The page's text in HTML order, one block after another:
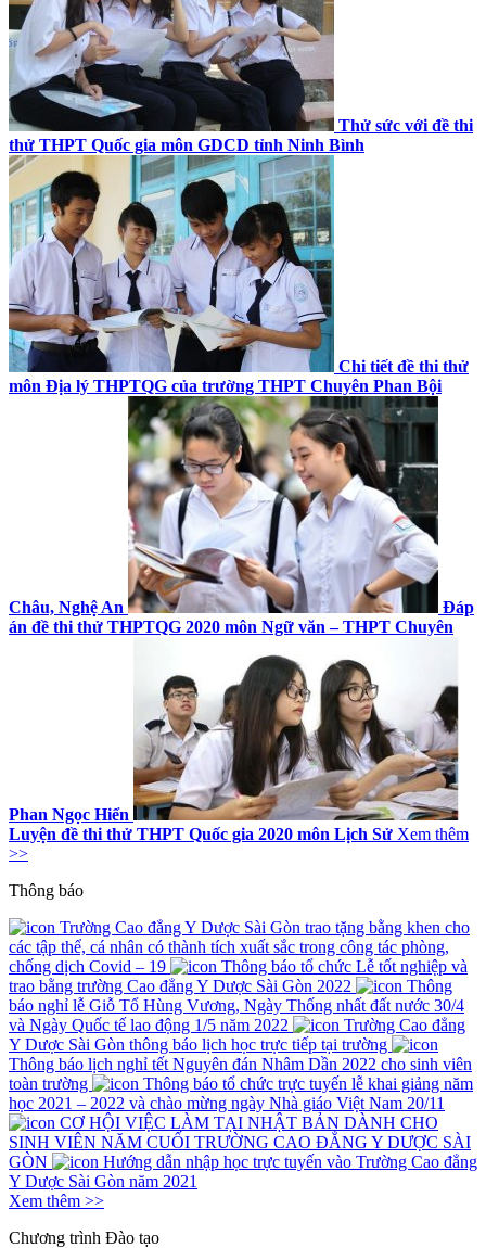
Thử sức với đề thi
thử THPT Quốc gia môn GDCD tỉnh Ninh Bình
Chi tiết đề thi thử
môn Địa lý THPTQG của trường THPT Chuyên Phan Bội
Châu, Nghệ An
Đáp
án đề thi thử THPTQG 2020 môn Ngữ văn – THPT Chuyên
Phan Ngọc Hiển
Luyện đề thi thử THPT Quốc gia 2020 môn Lịch Sử Xem thêm
>>
Thông báo
Trường Cao đẳng Y Dược Sài Gòn trao tặng bằng khen cho
các tập thể, cá nhân có thành tích xuất sắc trong công tác phòng,
chống dịch Covid – 19
Thông báo tổ chức Lễ tốt nghiệp và
trao bằng trường Cao đẳng Y Dược Sài Gòn 2022
Thông
báo nghỉ lễ Giỗ Tổ Hùng Vương, Ngày Thống nhất đất nước 30/4
và Ngày Quốc tế lao động 1/5 năm 2022
Trường Cao đẳng
Y Dược Sài Gòn thông báo lịch học trực tiếp tại trường
Thông báo lịch nghỉ tết Nguyên đán Nhâm Dần 2022 cho sinh viên
toàn trường
Thông báo tổ chức trực tuyến lễ khai giảng năm
học 2021 – 2022 và chào mừng ngày Nhà giáo Việt Nam 20/11
CƠ HỘI VIỆC LÀM TẠI NHẬT BẢN DÀNH CHO
SINH VIÊN NĂM CUỐI TRƯỜNG CAO ĐẲNG Y DƯỢC SÀI
GÒN
Hướng dẫn nhập học trực tuyến vào Trường Cao đẳng
Y Dược Sài Gòn năm 2021
Xem thêm >>
Chương trình Đào tạo